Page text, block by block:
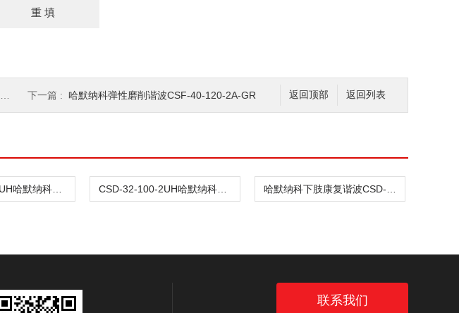
返回列表
返回顶部
下一篇 : 哈默纳科弹性磨削谐波CSF-40-120-2A-GR
联系我们